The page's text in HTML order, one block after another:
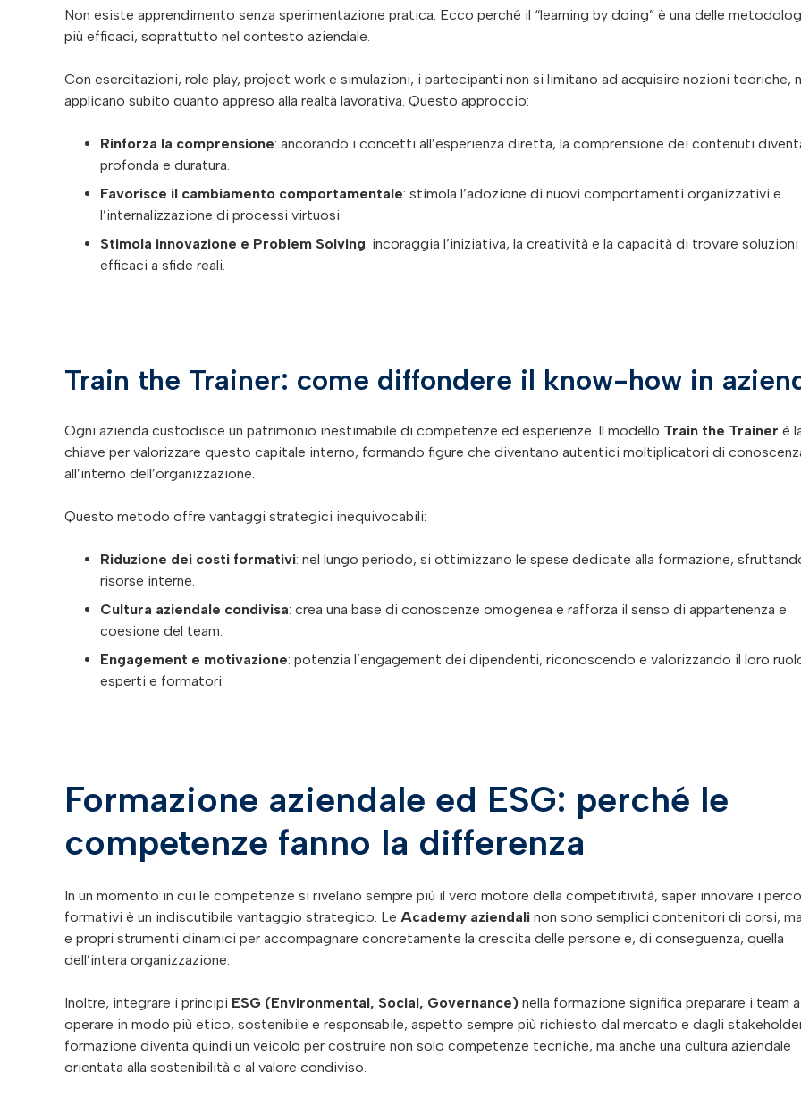
Non esiste apprendimento senza sperimentazione pratica. Ecco perché il “learning by doing” è una delle
più efficaci, soprattutto nel contesto aziendale.
Con esercitazioni, role play, project work e simulazioni, i partecipanti non si limitano ad acquisire nozioni teoriche,
applicano subito quanto appreso alla realtà lavorativa. Questo approccio:
Rinforza la comprensione: ancorando i concetti all’esperienza diretta, la comprensione dei contenuti
profonda e duratura.
Favorisce il cambiamento comportamentale: stimola l’adozione di nuovi comportamenti organizzativi e
l’internalizzazione di processi virtuosi.
Stimola innovazione e Problem Solving: incoraggia l’iniziativa, la creatività e la capacità di trovare soluzioni
efficaci a sfide reali.
Train the Trainer: come diffondere il know-how in
Ogni azienda custodisce un patrimonio inestimabile di competenze ed esperienze. Il modello Train the Trainer è
chiave per valorizzare questo capitale interno, formando figure che diventano autentici moltiplicatori di
all’interno dell’organizzazione.
Questo metodo offre vantaggi strategici inequivocabili:
Riduzione dei costi formativi: nel lungo periodo, si ottimizzano le spese dedicate alla formazione,
risorse interne.
Cultura aziendale condivisa: crea una base di conoscenze omogenea e rafforza il senso di appartenenza e
coesione del team.
Engagement e motivazione: potenzia l’engagement dei dipendenti, riconoscendo e valorizzando il loro
esperti e formatori.
Formazione aziendale ed ESG: perché le
competenze fanno la differenza
In un momento in cui le competenze si rivelano sempre più il vero motore della competitività, saper innovare i
formativi è un indiscutibile vantaggio strategico. Le Academy aziendali non sono semplici contenitori di corsi,
e propri strumenti dinamici per accompagnare concretamente la crescita delle persone e, di conseguenza, quella
dell’intera organizzazione.
Inoltre, integrare i principi ESG (Environmental, Social, Governance) nella formazione significa preparare i team a
operare in modo più etico, sostenibile e responsabile, aspetto sempre più richiesto dal mercato e dagli
formazione diventa quindi un veicolo per costruire non solo competenze tecniche, ma anche una cultura aziendale
orientata alla sostenibilità e al valore condiviso.